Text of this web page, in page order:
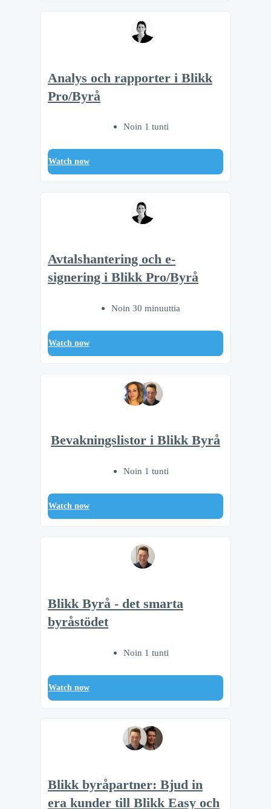
Analys och rapporter i Blikk
Pro/Byrå
Noin 1 tunti
Watch now
Avtalshantering och e-
signering i Blikk Pro/Byrå
Noin 30 minuuttia
Watch now
Bevakningslistor i Blikk Byrå
Noin 1 tunti
Watch now
Blikk Byrå - det smarta
byråstödet
Noin 1 tunti
Watch now
Blikk byråpartner: Bjud in
era kunder till Blikk Easy och